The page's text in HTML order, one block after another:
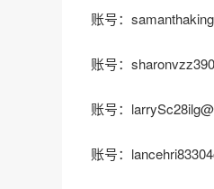
账号：
账号：
账号：
账号：